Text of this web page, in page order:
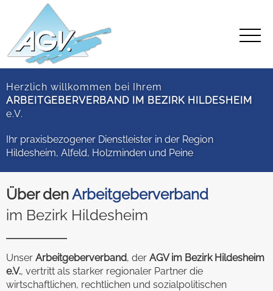
Herzlich willkommen bei Ihrem
ARBEITGEBERVERBAND IM BEZIRK HILDESHEIM
e.V.
Ihr praxisbezogener Dienstleister in der Region
Hildesheim, Alfeld, Holzminden und Peine
Über denArbeitgeberverband
im Bezirk Hildesheim
Unser Arbeitgeberverband, der AGV im Bezirk Hildesheim
e.V., vertritt als starker regionaler Partner die
wirtschaftlichen, rechtlichen und sozialpolitischen